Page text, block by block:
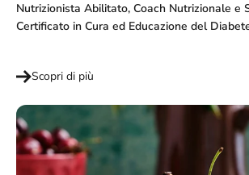
Nutrizionista Abilitato, Coach Nutrizionale e
Certificato in Cura ed Educazione del
Scopri di più